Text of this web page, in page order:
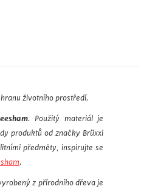
životního prostředí.
. Použitý materiál je
produktů od značky Brüxxi
předměty, inspirujte se
.
z přírodního dřeva je